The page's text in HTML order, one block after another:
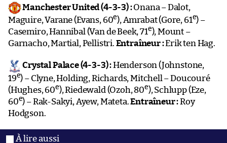
Manchester United (4-3-3) :Onana – Dalot,
Maguire, Varane (Evans, 60e), Amrabat (Gore, 61e) –
Casemiro, Hannibal (Van de Beek, 71e), Mount –
Garnacho, Martial, Pellistri. Entraîneur :Erik ten Hag.
Crystal Palace (4-3-3) :Henderson (Johnstone,
19e) – Clyne, Holding, Richards, Mitchell – Doucouré
(Hughes, 60e), Riedewald (Ozoh, 80e), Schlupp (Eze,
60e) – Rak-Sakyi, Ayew, Mateta.Entraîneur :Roy
Hodgson.